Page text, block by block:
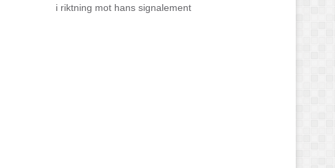
i riktning mot hans signalement